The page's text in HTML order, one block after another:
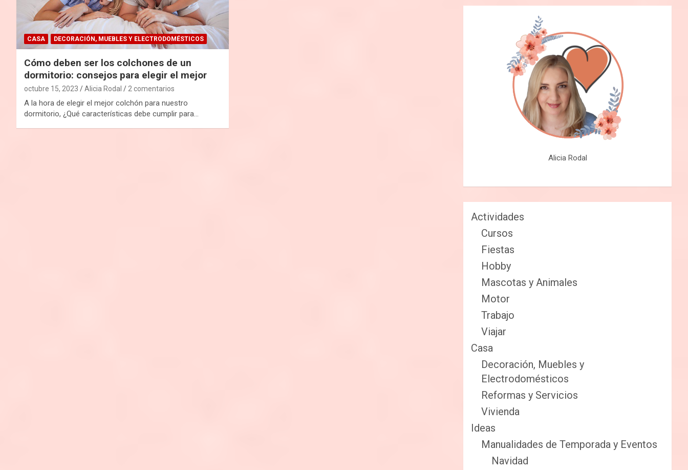
CASA DECORACIÓN, MUEBLES Y ELECTRODOMÉSTICOS
Cómo deben ser los colchones de un
dormitorio: consejos para elegir el mejor
octubre 15, 2023 Alicia Rodal 2 comentarios
A la hora de elegir el mejor colchón para nuestro
dormitorio, ¿Qué características debe cumplir para…
Alicia Rodal
Actividades
Cursos
Fiestas
Hobby
Mascotas y Animales
Motor
Trabajo
Viajar
Casa
Decoración, Muebles y
Electrodomésticos
Reformas y Servicios
Vivienda
Ideas
Manualidades de Temporada y Eventos
Navidad